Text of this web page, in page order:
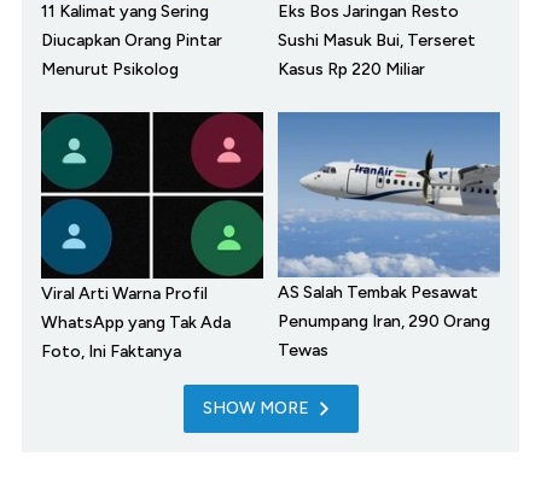
11 Kalimat yang Sering
Diucapkan Orang Pintar
Menurut Psikolog
Eks Bos Jaringan Resto
Sushi Masuk Bui, Terseret
Kasus Rp 220 Miliar
Viral Arti Warna Profil
WhatsApp yang Tak Ada
Foto, Ini Faktanya
AS Salah Tembak Pesawat
Penumpang Iran, 290 Orang
Tewas
SHOW MORE